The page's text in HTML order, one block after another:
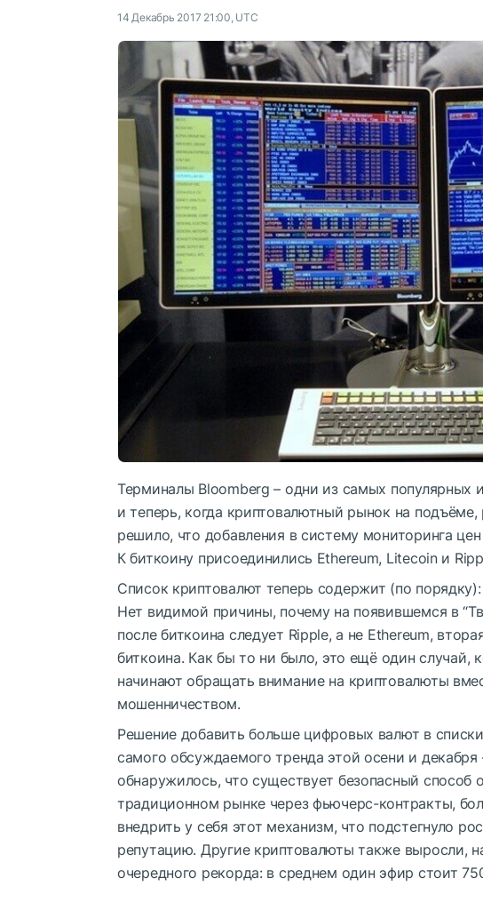
14 Декабрь 2017 21:00, UTC
Терминалы Bloomberg – одни из самых популярных
и теперь, когда криптовалютный рынок на
решило, что добавления в систему мониторинга
К биткоину присоединились Ethereum, Litecoin и
Список криптовалют теперь содержит (по
Нет видимой причины, почему на появившемся в
после биткоина следует Ripple, а не Ethereum,
биткоина. Как бы то ни было, это ещё один случай,
начинают обращать внимание на криптовалюты
мошенничеством.
Решение добавить больше цифровых валют в
самого обсуждаемого тренда этой осени и
обнаружилось, что существует безопасный способ
традиционном рынке через фьючерс-контракты,
внедрить у себя этот механизм, что подстегнуло
репутацию. Другие криптовалюты также выросли,
очередного рекорда: в среднем один эфир стоит